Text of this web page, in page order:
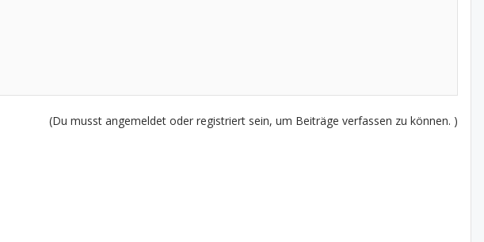
(Du musst angemeldet oder registriert sein, um Beiträge verfassen zu können. )